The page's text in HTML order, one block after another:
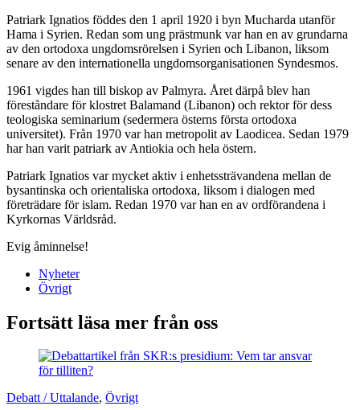
Patriark Ignatios föddes den 1 april 1920 i byn Mucharda utanför
Hama i Syrien. Redan som ung prästmunk var han en av grundarna
av den ortodoxa ungdomsrörelsen i Syrien och Libanon, liksom
senare av den internationella ungdomsorganisationen Syndesmos.
1961 vigdes han till biskop av Palmyra. Året därpå blev han
föreståndare för klostret Balamand (Libanon) och rektor för dess
teologiska seminarium (sedermera österns första ortodoxa
universitet). Från 1970 var han metropolit av Laodicea. Sedan 1979
har han varit patriark av Antiokia och hela östern.
Patriark Ignatios var mycket aktiv i enhetssträvandena mellan de
bysantinska och orientaliska ortodoxa, liksom i dialogen med
företrädare för islam. Redan 1970 var han en av ordförandena i
Kyrkornas Världsråd.
Evig åminnelse!
Nyheter
Övrigt
Fortsätt läsa mer från oss
Debatt / Uttalande, Övrigt